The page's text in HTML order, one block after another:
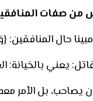
من صفات
حال المنافقين:
يعني
يصاحب، بل الأمر